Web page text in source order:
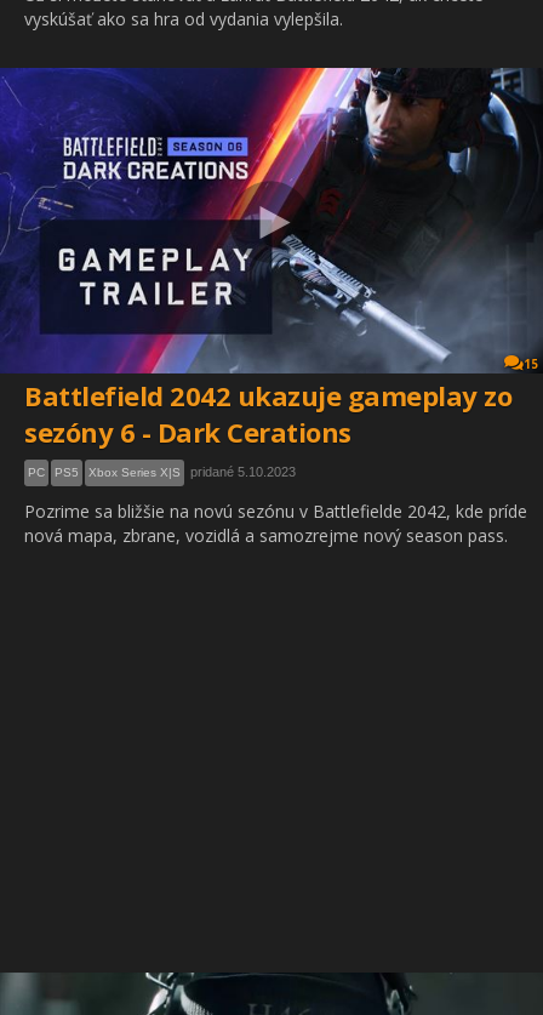
vyskúšať ako sa hra od vydania vylepšila.
15
Battlefield 2042 ukazuje gameplay zo
sezóny 6 - Dark Cerations
PC PS5 Xbox Series X|S pridané 5.10.2023
Pozrime sa bližšie na novú sezónu v Battlefielde 2042, kde príde
nová mapa, zbrane, vozidlá a samozrejme nový season pass.